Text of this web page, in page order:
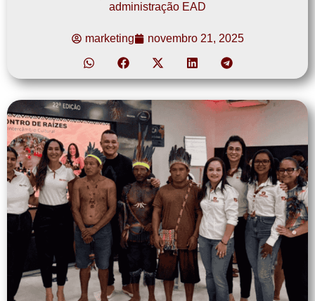
administração EAD
marketing novembro 21, 2025